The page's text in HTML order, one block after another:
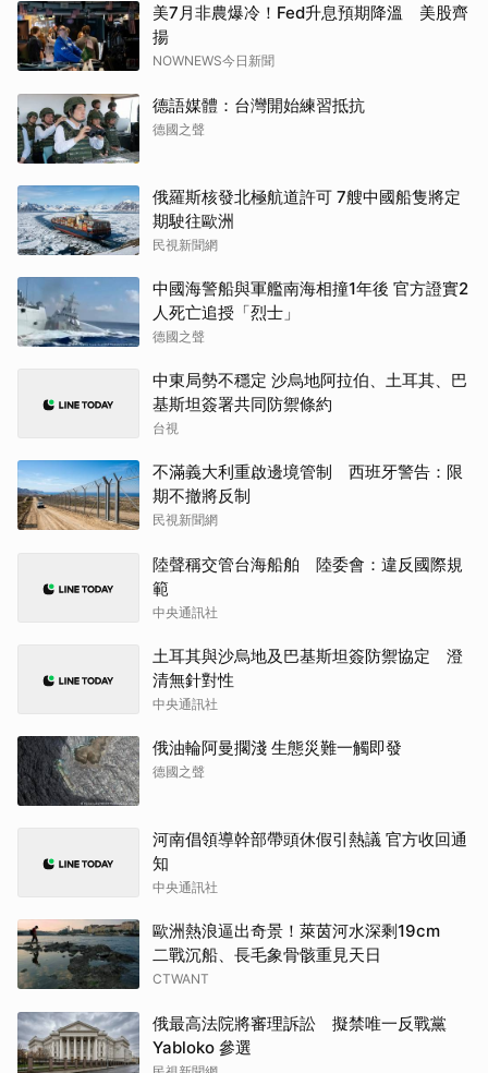
美7月非農爆冷！Fed升息預期降溫 美股齊
揚
NOWNEWS今日新聞
德語媒體：台灣開始練習抵抗
德國之聲
俄羅斯核發北極航道許可 7艘中國船隻將定
期駛往歐洲
民視新聞網
中國海警船與軍艦南海相撞1年後 官方證實2
人死亡追授「烈士」
德國之聲
中東局勢不穩定 沙烏地阿拉伯、土耳其、巴
基斯坦簽署共同防禦條約
台視
不滿義大利重啟邊境管制 西班牙警告：限
期不撤將反制
民視新聞網
陸聲稱交管台海船舶 陸委會：違反國際規
範
中央通訊社
土耳其與沙烏地及巴基斯坦簽防禦協定 澄
清無針對性
中央通訊社
俄油輪阿曼擱淺 生態災難一觸即發
德國之聲
河南倡領導幹部帶頭休假引熱議 官方收回通
知
中央通訊社
歐洲熱浪逼出奇景！萊茵河水深剩19cm
二戰沉船、長毛象骨骸重見天日
CTWANT
俄最高法院將審理訴訟 擬禁唯一反戰黨
Yabloko 參選